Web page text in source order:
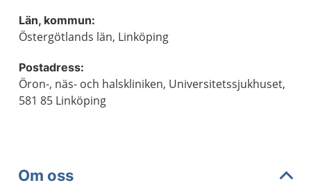
Län, kommun:
Östergötlands län, Linköping
Postadress:
Öron-, näs- och halskliniken, Universitetssjukhuset,
581 85 Linköping
Om oss